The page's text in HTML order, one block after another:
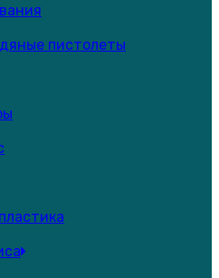
пистолеты